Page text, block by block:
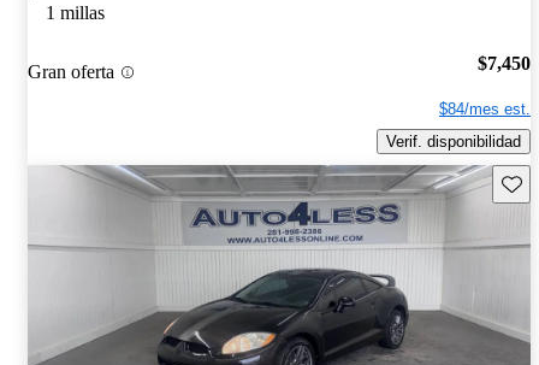
1 millas
Gran oferta $7,450
$84/mes est.
Verif. disponibilidad